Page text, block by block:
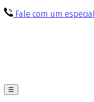
Fale com um
☰